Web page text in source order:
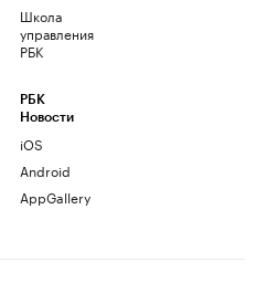
Школа
управления
РБК
РБК
Новости
iOS
Android
AppGallery